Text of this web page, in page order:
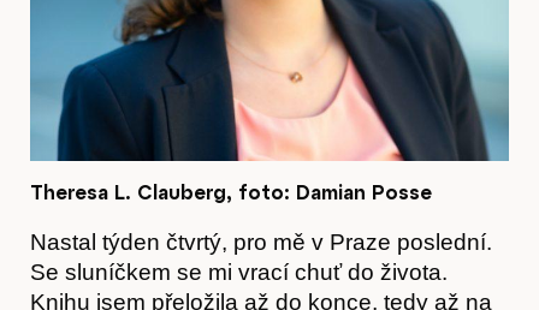
Akce
Theresa L. Clauberg, foto: Damian Posse
Nastal týden čtvrtý, pro mě v Praze poslední.
Se sluníčkem se mi vrací chuť do života.
Knihu jsem přeložila až do konce, tedy až na